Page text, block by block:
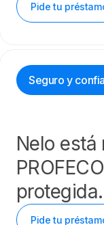
Pide tu
Seguro y
Nelo está
protegida.
Pide tu